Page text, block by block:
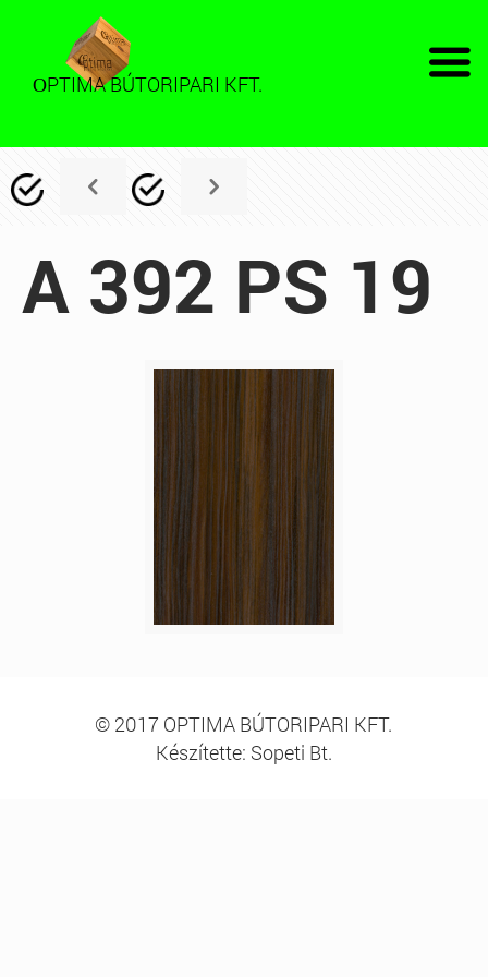
OPTIMA BÚTORIPARI KFT.
A 392 PS 19
© 2017 OPTIMA BÚTORIPARI KFT.
Készítette: Sopeti Bt.